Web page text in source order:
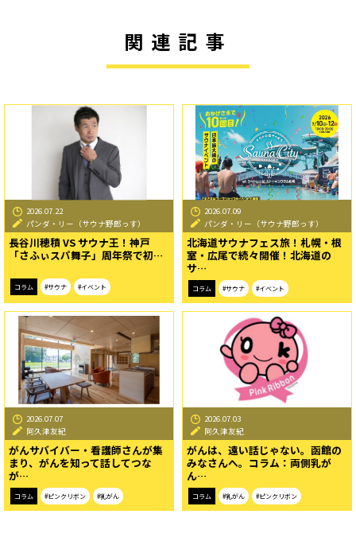
関連記事
2026.07.22
パンダ・リー（サウナ野郎っす）
長谷川穂積 VS サウナ王！神戸
「さふぃスパ舞子」周年祭で初…
コラム #サウナ #イベント
2026.07.09
パンダ・リー（サウナ野郎っす）
北海道サウナフェス旅！札幌・根
室・広尾で続々開催！北海道の
サ…
コラム #サウナ #イベント
2026.07.07
阿久津友紀
がんサバイバー・看護師さんが集
まり、がんを知って話してつな
が…
コラム #ピンクリボン #乳がん
2026.07.03
阿久津友紀
がんは、遠い話じゃない。函館の
みなさんへ。コラム：両側乳が
ん…
コラム #乳がん #ピンクリボン